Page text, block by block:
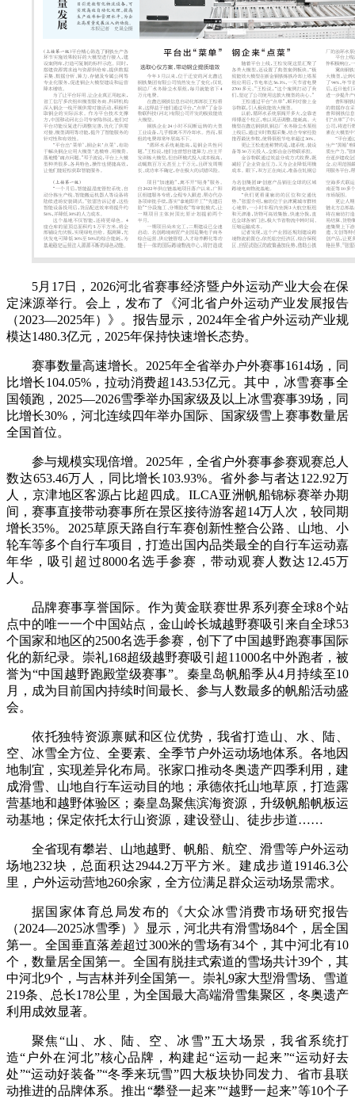
5月17日，2026河北省赛事经济暨户外运动产业大会在保
定涞源举行。会上，发布了《河北省户外运动产业发展报告
（2023—2025年）》。报告显示，2024年全省户外运动产业规
模达1480.3亿元，2025年保持快速增长态势。
赛事数量高速增长。2025年全省举办户外赛事1614场，同
比增长104.05%，拉动消费超143.53亿元。其中，冰雪赛事全
国领跑，2025—2026雪季举办国家级及以上冰雪赛事39场，同
比增长30%，河北连续四年举办国际、国家级雪上赛事数量居
全国首位。
参与规模实现倍增。2025年，全省户外赛事参赛观赛总人
数达653.46万人，同比增长103.93%。省外参与者达122.92万
人，京津地区客源占比超四成。ILCA亚洲帆船锦标赛举办期
间，赛事直接带动赛事所在景区接待游客超14万人次，较同期
增长35%。2025草原天路自行车赛创新性整合公路、山地、小
轮车等多个自行车项目，打造出国内品类最全的自行车运动嘉
年华，吸引超过8000名选手参赛，带动观赛人数达12.45万
人。
品牌赛事享誉国际。作为黄金联赛世界系列赛全球8个站
点中的唯一一个中国站点，金山岭长城越野赛吸引来自全球53
个国家和地区的2500名选手参赛，创下了中国越野跑赛事国际
化的新纪录。崇礼168超级越野赛吸引超11000名中外跑者，被
誉为“中国越野跑殿堂级赛事”。秦皇岛帆船季从4月持续至10
月，成为目前国内持续时间最长、参与人数最多的帆船活动盛
会。
依托独特资源禀赋和区位优势，我省打造山、水、陆、
空、冰雪全方位、全要素、全季节户外运动场地体系。各地因
地制宜，实现差异化布局。张家口推动冬奥遗产四季利用，建
成滑雪、山地自行车运动目的地；承德依托山地草原，打造露
营基地和越野体验区；秦皇岛聚焦滨海资源，升级帆船帆板运
动基地；保定依托太行山资源，建设登山、徒步步道……
全省现有攀岩、山地越野、帆船、航空、滑雪等户外运动
场地232块，总面积达2944.2万平方米。建成步道19146.3公
里，户外运动营地260余家，全方位满足群众运动场景需求。
据国家体育总局发布的《大众冰雪消费市场研究报告
（2024—2025冰雪季）》显示，河北共有滑雪场84个，居全国
第一。全国垂直落差超过300米的雪场有34个，其中河北有10
个，数量居全国第一。全国有脱挂式索道的雪场共计39个，其
中河北9个，与吉林并列全国第一。崇礼9家大型滑雪场、雪道
219条、总长178公里，为全国最大高端滑雪集聚区，冬奥遗产
利用成效显著。
聚焦“山、水、陆、空、冰雪”五大场景，我省系统打
造“户外在河北”核心品牌，构建起“运动一起来”“运动好去
处”“运动好装备”“冬季来玩雪”四大板块协同发力、省市县联
动推进的品牌体系。推出“攀登一起来”“越野一起来”等10个子